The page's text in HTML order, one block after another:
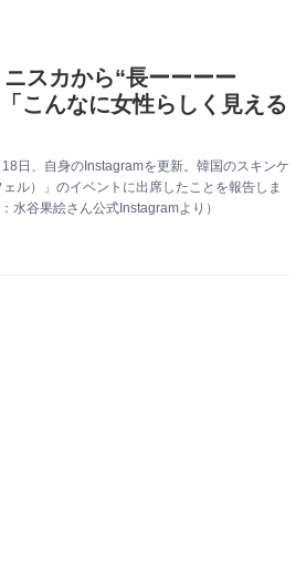
スカから“長ーーーー
こんなに女性らしく見える
日、自身のInstagramを更新。韓国のスキンケ
ル）」のイベントに出席したことを報告しま
水谷果絵さん公式Instagramより）